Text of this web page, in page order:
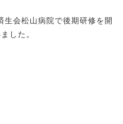
会松山病院で後期研修を開
した。